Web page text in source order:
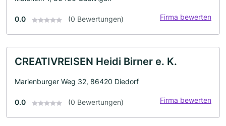
0.0 (0 Bewertungen) Firma bewerten
CREATIVREISEN Heidi Birner e. K.
Marienburger Weg 32, 86420 Diedorf
0.0 (0 Bewertungen) Firma bewerten